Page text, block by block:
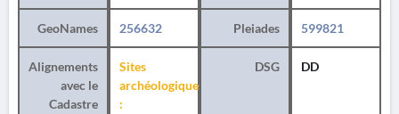
GeoNames 256632 Pleiades 599821
Alignements
avec le
Cadastre
Sites
archéologiques
:
DSG DD